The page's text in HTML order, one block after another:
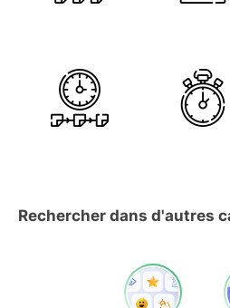
Rechercher dans d'autres